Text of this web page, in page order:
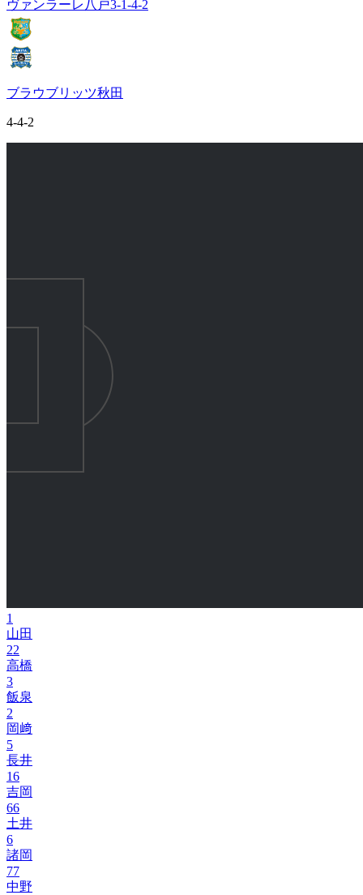
ヴァンラーレ八戸3-1-4-2
ブラウブリッツ秋田
4-4-2
1
山田
22
高橋
3
飯泉
2
岡﨑
5
長井
16
吉岡
66
土井
6
諸岡
77
中野